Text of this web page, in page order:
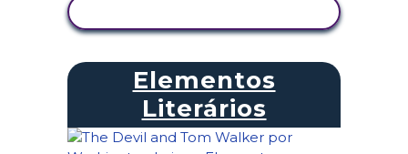
Elementos
Literários